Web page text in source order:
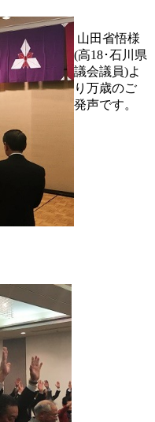
山田省悟様
(高18･石川県
議会議員)よ
り万歳のご
発声です。